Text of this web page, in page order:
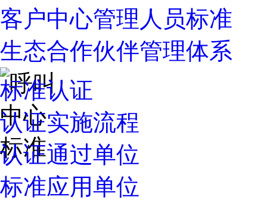
客户中心管理人员标准
生态合作伙伴管理体系
标准认证
认证实施流程
认证通过单位
标准应用单位